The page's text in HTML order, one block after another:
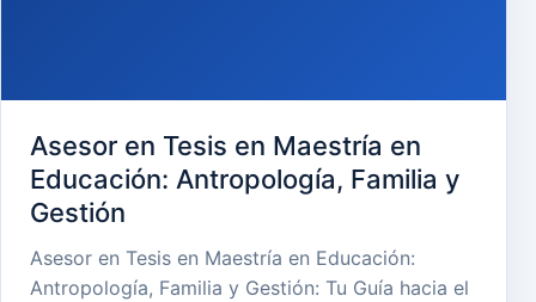
Asesor en Tesis en Maestría en
Educación: Antropología, Familia y
Gestión
Asesor en Tesis en Maestría en Educación:
Antropología, Familia y Gestión: Tu Guía hacia el